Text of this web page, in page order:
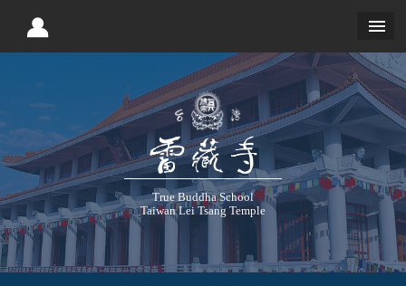
True Buddha School
Taiwan Lei Tsang Temple